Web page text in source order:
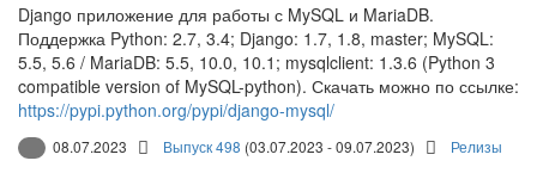
Django приложение для работы с MySQL и MariaDB.
Поддержка Python: 2.7, 3.4; Django: 1.7, 1.8, master; MySQL:
5.5, 5.6 / MariaDB: 5.5, 10.0, 10.1; mysqlclient: 1.3.6 (Python 3
compatible version of MySQL-python). Скачать можно по ссылке:
https://pypi.python.org/pypi/django-mysql/
08.07.2023 Выпуск 498 (03.07.2023 - 09.07.2023) Релизы